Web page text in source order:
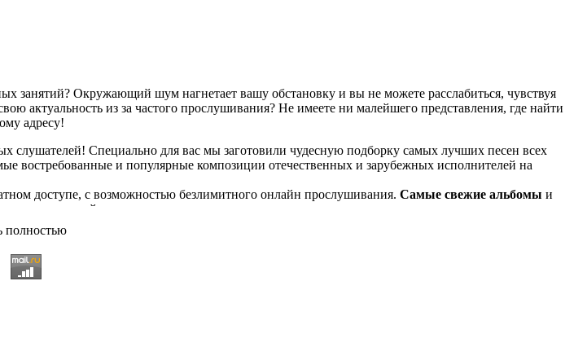
занятий? Окружающий шум нагнетает вашу обстановку и вы не можете расслабиться, чувствуя
актуальность из за частого прослушивания? Не имеете ни малейшего представления, где найти
адресу!
слушателей! Специально для вас мы заготовили чудесную подборку самых лучших песен всех
востребованные и популярные композиции отечественных и зарубежных исполнителей на
доступе, с возможностью безлимитного онлайн прослушивания. Самые свежие альбомы и
исполнителей, и актуальные, всеми известные композиции старых времен.
вкус, и все это только на платформе KGZ Music. Наша команда с большой ответственностью
и предлагаем вам возможность предварительного прослушивания перед загрузкой. Мы также
у вас появились какие либо неполадки в процессе, то вы всегда можете связаться с нашей
С заботой о вас, мы разработали достаточно простой и удобный в использовании, и тем не
найти желаемую композицию посредством использования поисковой строки, а также сможете
полностью